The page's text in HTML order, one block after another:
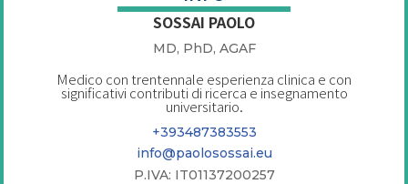
SOSSAI PAOLO
MD, PhD, AGAF
Medico con trentennale esperienza clinica e con
significativi contributi di ricerca e insegnamento
universitario.
+393487383553
info@paolosossai.eu
P.IVA: IT01137200257